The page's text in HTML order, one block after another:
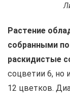
Растение
собранными
раскидистые
соцветии 6, но
12 цветков.